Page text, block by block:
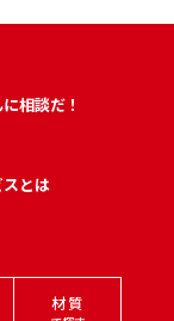
相談だ！
とは
材質